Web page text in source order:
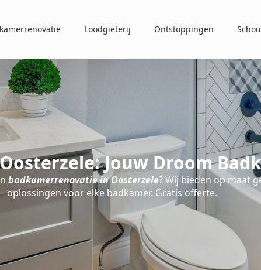
Loodgieterij Ontstoppingen
Jouw Droom
badkamerrenovatie in Oosterzele? Wij bieden op maat
oplossingen voor elke badkamer. Gratis offerte.